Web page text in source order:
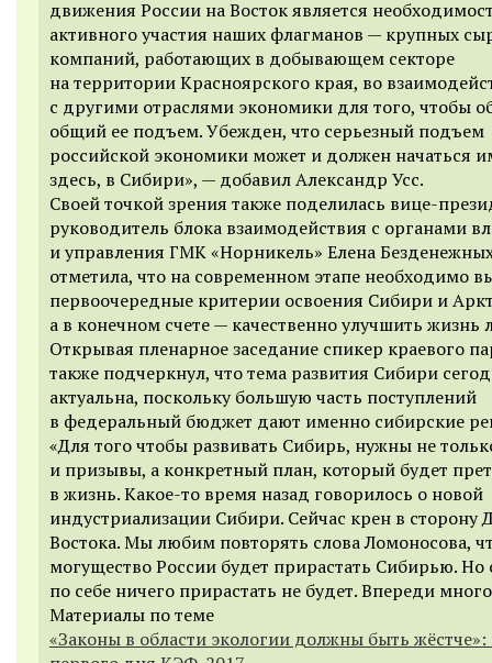
движения России на Восток является
активного участия наших флагманов — крупных
компаний, работающих в добывающем секторе
на территории Красноярского края, во
с другими отраслями экономики для того, чтобы
общий ее подъем. Убежден, что серьезный подъем
российской экономики может и должен начаться
здесь, в Сибири», — добавил Александр Усс.
Своей точкой зрения также поделилась вице-
руководитель блока взаимодействия с органами
и управления ГМК «Норникель» Елена
отметила, что на современном этапе необходимо
первоочередные критерии освоения Сибири и
а в конечном счете — качественно улучшить жизнь
Открывая пленарное заседание спикер краевого
также подчеркнул, что тема развития Сибири
актуальна, поскольку большую часть поступлений
в федеральный бюджет дают именно сибирские
«Для того чтобы развивать Сибирь, нужны не
и призывы, а конкретный план, который будет
в жизнь. Какое-то время назад говорилось о новой
индустриализации Сибири. Сейчас крен в сторону
Востока. Мы любим повторять слова Ломоносова,
могущество России будет прирастать Сибирью. Но
по себе ничего прирастать не будет. Впереди
Материалы по теме
«Законы в области экологии должны быть жёстче»: